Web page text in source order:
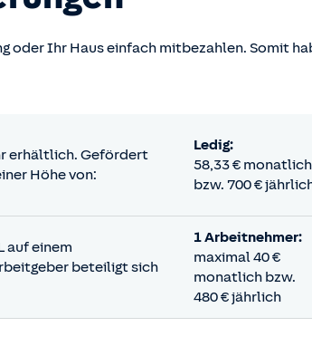
oder Ihr Haus einfach mitbezahlen. Somit
erhältlich. Gefördert
Höhe von:
Ledig:
58,33 € monatlich
bzw. 700 €
auf einem
beteiligt sich
1 Arbeitnehmer:
maximal 40 €
monatlich bzw.
480 € jährlich